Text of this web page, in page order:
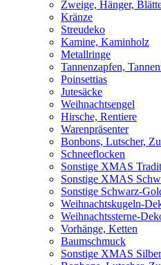
Zweige, Hänger,
Kränze
Streudeko
Kamine, Kaminholz
Metallringe
Tannenzapfen,
Poinsettias
Jutesäcke
Weihnachtsengel
Hirsche, Rentiere
Warenpräsenter
Bonbons, Lutscher,
Schneeflocken
Sonstige XMAS
Sonstige XMAS
Sonstige Schwarz-
Weihnachtskugeln-
Weihnachtssterne-
Vorhänge, Ketten
Baumschmuck
Sonstige XMAS